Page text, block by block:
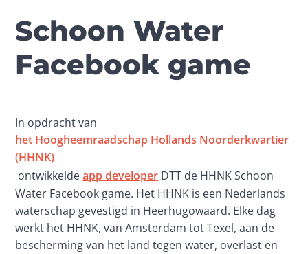
Schoon Water
Facebook game
In opdracht van
het Hoogheemraadschap Hollands Noorderkwartier
(HHNK)
ontwikkelde app developer DTT de HHNK Schoon
Water Facebook game. Het HHNK is een Nederlands
waterschap gevestigd in Heerhugowaard. Elke dag
werkt het HHNK, van Amsterdam tot Texel, aan de
bescherming van het land tegen water, overlast en